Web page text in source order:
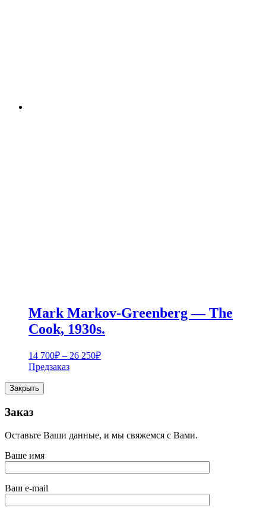
Mark Markov-Greenberg — The
Cook, 1930s.
14 700₽ – 26 250₽Диапазон
Предзаказ
Закрыть
Заказ
Оставьте Ваши данные, и мы свяжемся с Вами.
Ваше имя
Ваш e-mail